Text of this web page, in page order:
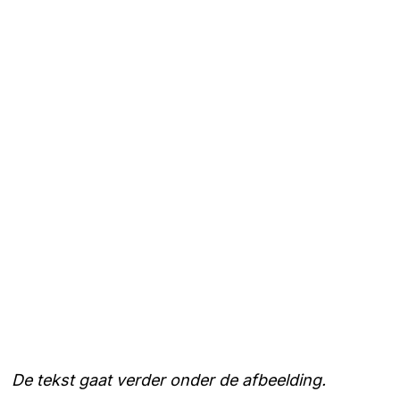
De tekst gaat verder onder de afbeelding.